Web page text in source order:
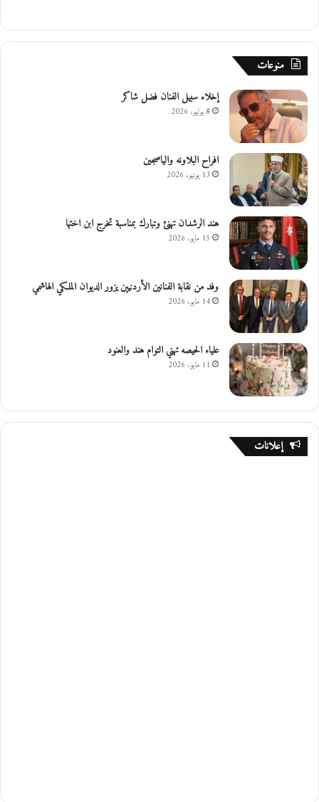
غ
منوعات
إخلاء سبيل الفنان فضل شاكر
8 يوليو، 2026
افراح البلاونه والياصجين
13 يونيو، 2026
هند الرشدان تهنئ وتبارك بمناسبة تخرج ابن اختها
15 مايو، 2026
وفد من نقابة الفنانين الأردنيين يزور الديوان الملكي الهاشمي
14 مايو، 2026
علياء الحيصه تهني التوام هند والعنود
11 مايو، 2026
إعلانات